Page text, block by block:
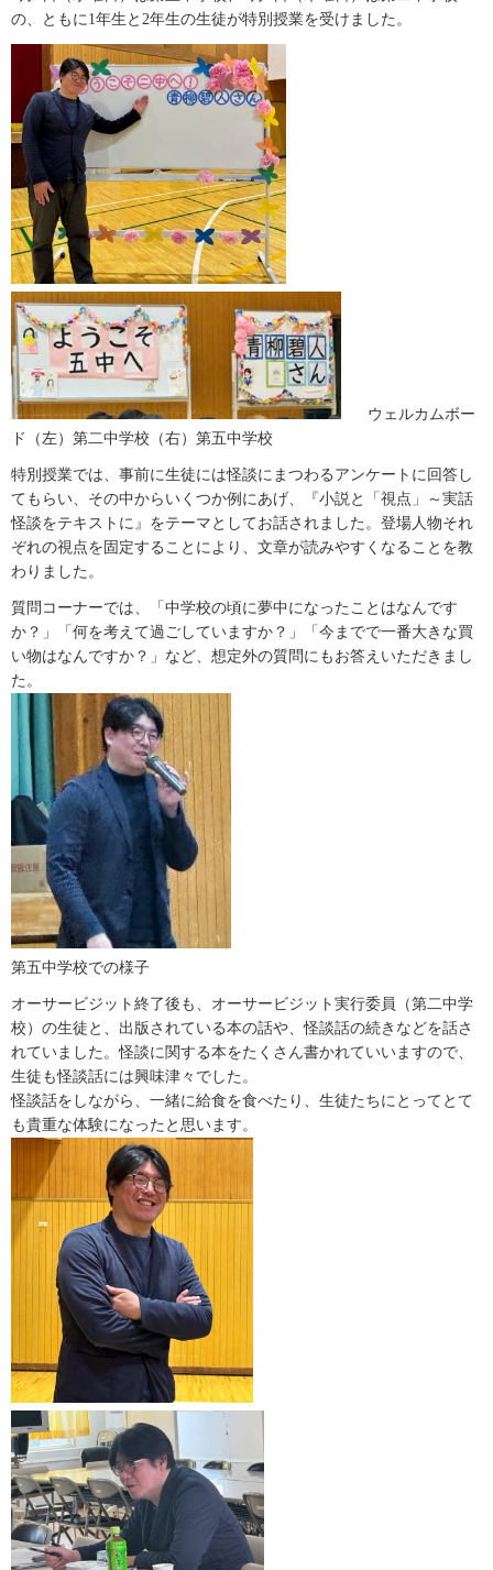
の、ともに1年生と2年生の生徒が特別授業を受けました。
ウェルカムボー
ド（左）第二中学校（右）第五中学校
特別授業では、事前に生徒には怪談にまつわるアンケートに回答し
てもらい、その中からいくつか例にあげ、『小説と「視点」～実話
怪談をテキストに』をテーマとしてお話されました。登場人物それ
ぞれの視点を固定することにより、文章が読みやすくなることを教
わりました。
質問コーナーでは、「中学校の頃に夢中になったことはなんです
か？」「何を考えて過ごしていますか？」「今までで一番大きな買
い物はなんですか？」など、想定外の質問にもお答えいただきまし
た。
第五中学校での様子
オーサービジット終了後も、オーサービジット実行委員（第二中学
校）の生徒と、出版されている本の話や、怪談話の続きなどを話さ
れていました。怪談に関する本をたくさん書かれていいますので、
生徒も怪談話には興味津々でした。
怪談話をしながら、一緒に給食を食べたり、生徒たちにとってとて
も貴重な体験になったと思います。